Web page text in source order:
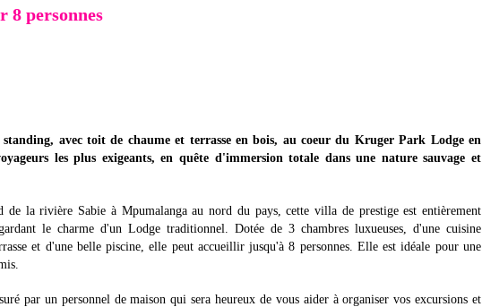
8 personnes
avec toit de chaume et terrasse en bois, au coeur du Kruger Park Lodge en
les plus exigeants, en quête d'immersion totale dans une nature sauvage et
la rivière Sabie à Mpumalanga au nord du pays, cette villa de prestige est entièrement
le charme d'un Lodge traditionnel. Dotée de 3 chambres luxueuses, d'une cuisine
et d'une belle piscine, elle peut accueillir jusqu'à 8 personnes. Elle est idéale pour une
par un personnel de maison qui sera heureux de vous aider à organiser vos excursions et